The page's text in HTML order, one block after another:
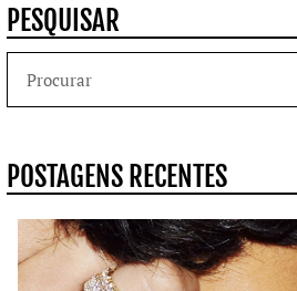
PESQUISAR
POSTAGENS RECENTES